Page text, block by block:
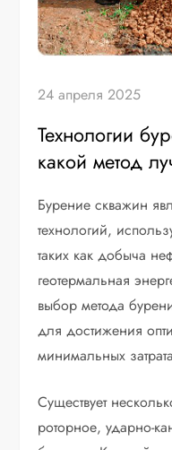
24 апреля 2025
Технологии
какой метод
Бурение скважин
технологий,
таких как добыча
геотермальная
выбор метода
для достижения
минимальных
Существует
роторное, ударно-